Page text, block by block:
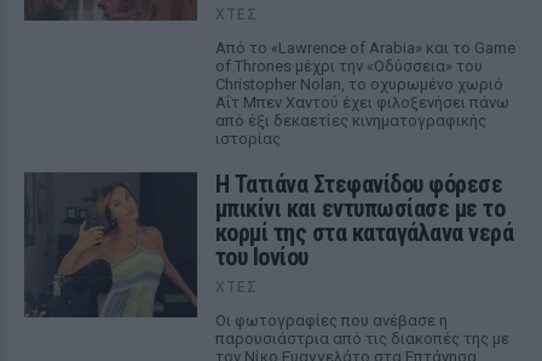
ΧΤΕΣ
Από το «Lawrence of Arabia» και το Game
of Thrones μέχρι την «Οδύσσεια» του
Christopher Nolan, το οχυρωμένο χωριό
Αΐτ Μπεν Χαντού έχει φιλοξενήσει πάνω
από έξι δεκαετίες κινηματογραφικής
ιστορίας
Η Τατιάνα Στεφανίδου φόρεσε
μπικίνι και εντυπωσίασε με το
κορμί της στα καταγάλανα νερά
του Ιονίου
ΧΤΕΣ
Οι φωτογραφίες που ανέβασε η
παρουσιάστρια από τις διακοπές της με
τον Νίκο Ευαγγελάτο στα Επτάνησα